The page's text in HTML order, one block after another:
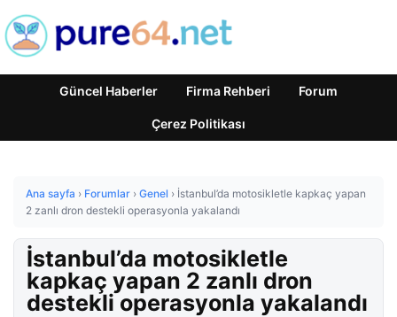
Güncel Haberler Firma Rehberi Forum
Çerez Politikası
Ana sayfa › Forumlar › Genel › İstanbul’da motosikletle kapkaç yapan
2 zanlı dron destekli operasyonla yakalandı
İstanbul’da motosikletle
kapkaç yapan 2 zanlı dron
destekli operasyonla yakalandı